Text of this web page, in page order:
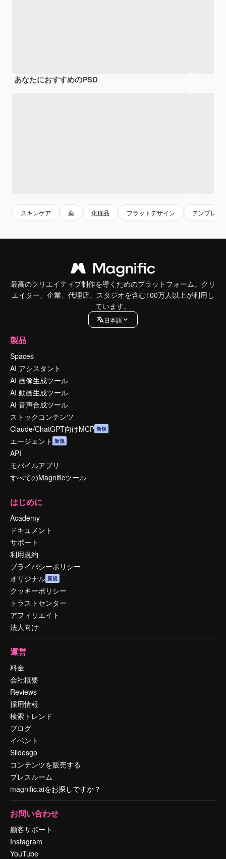
あなたにおすすめのPSD
スキンケア 薬 化粧品 フラットデザイン テンプレー
最高のクリエイティブ制作を導くためのプラットフォーム。クリ
エイター、企業、代理店、スタジオを含む100万人以上が利用し
ています。
日本語
製品
Spaces
AI アシスタント
AI 画像生成ツール
AI 動画生成ツール
AI 音声合成ツール
ストックコンテンツ
Claude/ChatGPT向けMCP 新規
エージェント 新規
API
モバイルアプリ
すべてのMagnificツール
はじめに
Academy
ドキュメント
サポート
利用規約
プライバシーポリシー
オリジナル 新規
クッキーポリシー
トラストセンター
アフィリエイト
法人向け
運営
料金
会社概要
Reviews
採用情報
検索トレンド
ブログ
イベント
Slidesgo
コンテンツを販売する
プレスルーム
magnific.aiをお探しですか？
お問い合わせ
顧客サポート
Instagram
YouTube